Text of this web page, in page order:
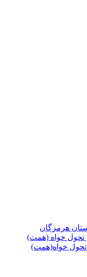
هرمزگان
تحول خواه (همت)
خواه(همت)